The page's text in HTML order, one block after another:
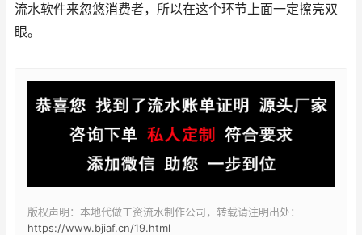
流水软件来忽悠消费者，所以在这个环节上面一定擦亮双
眼。
版权声明：本地代做工资流水制作公司，转载请注明出处：
https://www.bjiaf.cn/19.html